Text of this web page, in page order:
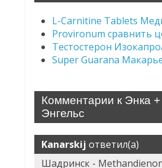
L-Carnitine Tablets
Provironum сравнить
Тестостерон
Super Guarana
Комментарии к Энка
Энгельс
Kanarskij ответил(а)
Шадринск -